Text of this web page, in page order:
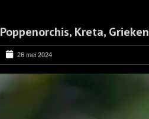
Poppenorchis, Kreta,
26 mei 2024